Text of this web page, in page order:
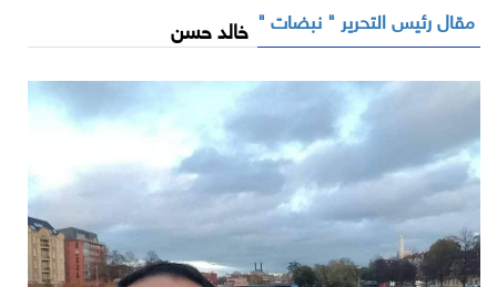
مقال رئيس التحرير " نبضات " خالد حسن